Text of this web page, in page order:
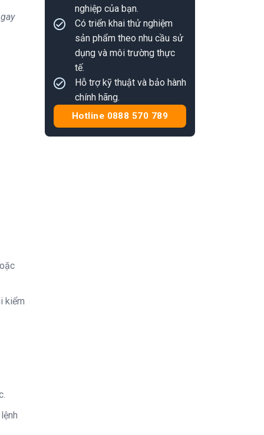
kiểm
nghiệp của bạn.
Có triển khai thử nghiệm
sản phẩm theo nhu cầu sử
dụng và môi trường thực
tế.
Hỗ trợ kỹ thuật và bảo hành
chính hãng.
Hotline 0888 570 789